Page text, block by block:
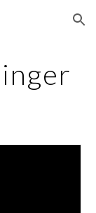
Skip to navigation